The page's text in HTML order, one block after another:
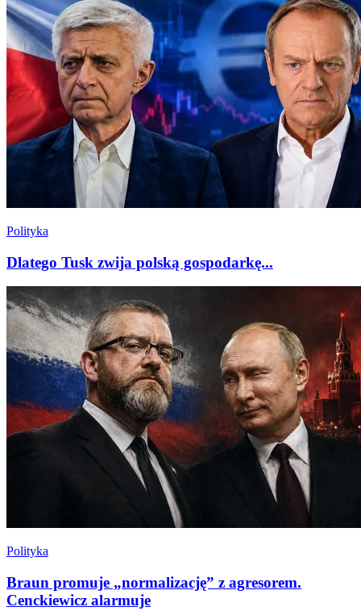
Polityka
Dlatego Tusk zwija polską gospodarkę...
Polityka
Braun promuje „normalizację” z agresorem.
Cenckiewicz alarmuje